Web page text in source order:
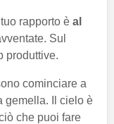
rapporto è al
Sul
produttive.
cominciare a
gemella. Il cielo è
che puoi fare